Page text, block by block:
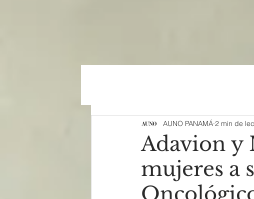
Adavion y
mujeres a
AUNO PANAMÁ 2 min de